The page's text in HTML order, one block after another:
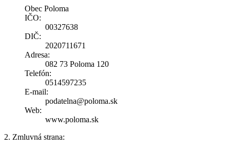
Obec Poloma
IČO:
00327638
DIČ:
2020711671
Adresa:
082 73 Poloma 120
Telefón:
0514597235
E-mail:
podatelna@poloma.sk
Web:
www.poloma.sk
2. Zmluvná strana: